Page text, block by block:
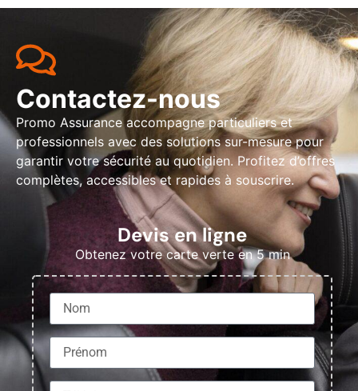
Contactez-nous
Promo Assurance accompagne particuliers et
professionnels avec des solutions sur-mesure pour
garantir votre sécurité au quotidien. Profitez d’offres
complètes, accessibles et rapides à souscrire.
Devis en ligne
Obtenez votre carte verte en 5 min